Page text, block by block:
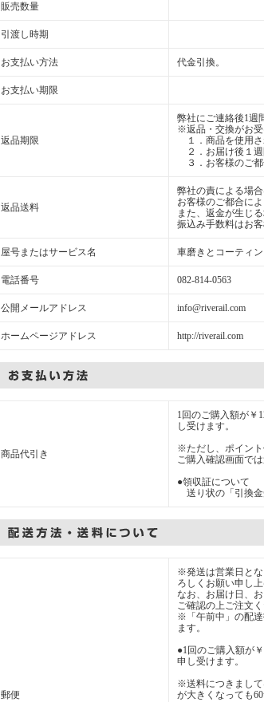
販売数量
引渡し時期
お支払い方法 代金引換。
お支払い期限
返品期限
弊社にご連絡後1週
※返品・交換がお
１．商品を使用さ
２．お届け後１週
３．お客様のご都
返品送料
弊社の責による場
お客様のご都合に
また、返金が生じ
振込み手数料はお
屋号またはサービス名 車磨きとコーティ
電話番号 082-814-0563
公開メールアドレス info@riverail.com
ホームページアドレス http://riverail.com
商品代引き
1回のご購入額が￥
し受けます。
※ただし、ポイント
ご購入確認画面で
●領収証について
送り状の「引換金
郵便
※発送は営業日とな
ろしくお願い申し上
なお、お届け日、
ご確認の上ご注文
※「午前中」の配達
ます。
●1回のご購入額が
申し受けます。
※送料につきまして
が大きくなっても